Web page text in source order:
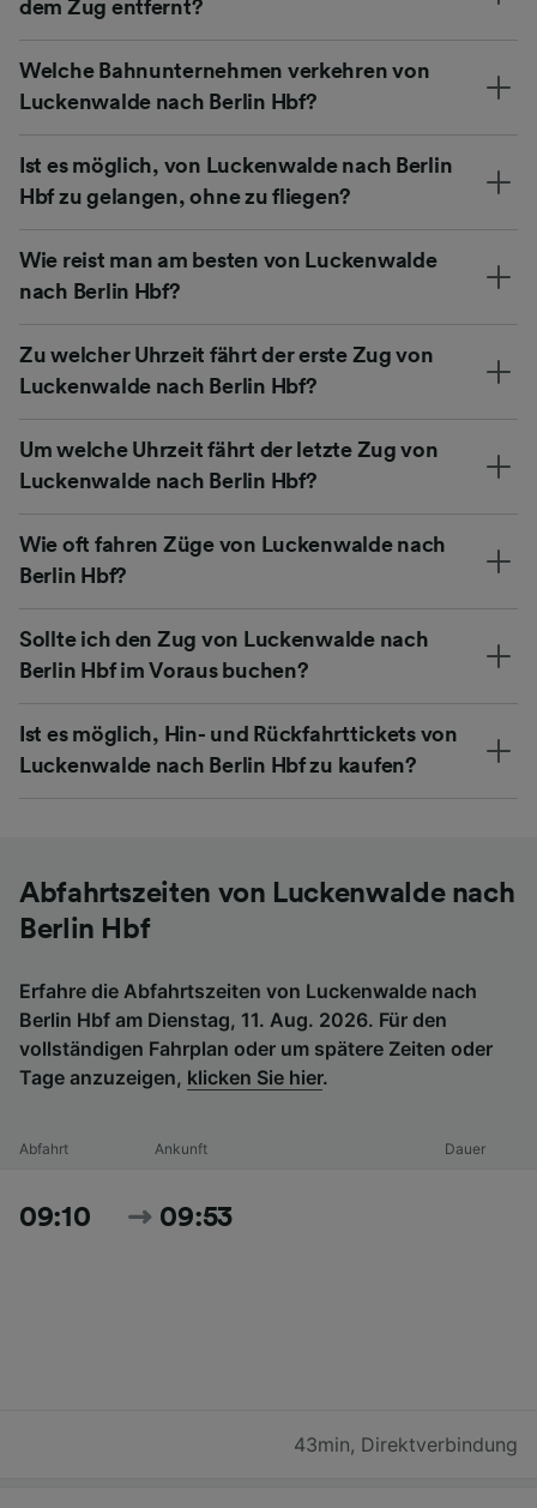
dem Zug entfernt?
Welche Bahnunternehmen verkehren von
Luckenwalde nach Berlin Hbf?
Ist es möglich, von Luckenwalde nach Berlin
Hbf zu gelangen, ohne zu fliegen?
Wie reist man am besten von Luckenwalde
nach Berlin Hbf?
Zu welcher Uhrzeit fährt der erste Zug von
Luckenwalde nach Berlin Hbf?
Um welche Uhrzeit fährt der letzte Zug von
Luckenwalde nach Berlin Hbf?
Wie oft fahren Züge von Luckenwalde nach
Berlin Hbf?
Sollte ich den Zug von Luckenwalde nach
Berlin Hbf im Voraus buchen?
Ist es möglich, Hin- und Rückfahrttickets von
Luckenwalde nach Berlin Hbf zu kaufen?
Abfahrtszeiten von Luckenwalde nach
Berlin Hbf
Erfahre die Abfahrtszeiten von Luckenwalde nach
Berlin Hbf am Dienstag, 11. Aug. 2026. Für den
vollständigen Fahrplan oder um spätere Zeiten oder
Tage anzuzeigen, klicken Sie hier.
Abfahrt Ankunft Dauer
09:10 09:53
43min, Direktverbindung